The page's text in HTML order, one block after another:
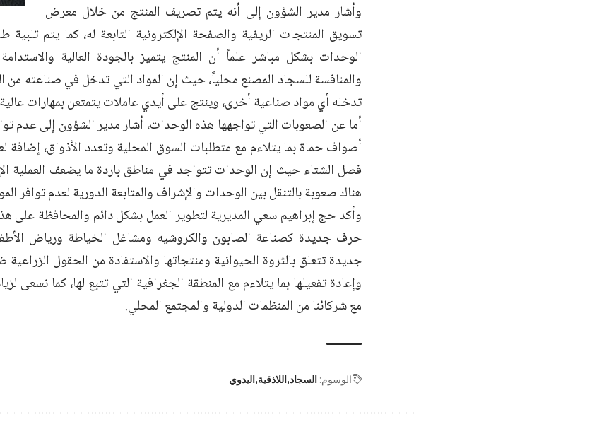
وأشار مدير الشؤون إلى أنه يتم تصريف المنتج من خلال معرض
تسويق المنتجات الريفية والصفحة الإلكترونية التابعة له، كما يتم
الوحدات بشكل مباشر علماً أن المنتج يتميز بالجودة العالية
والمنافسة للسجاد المصنع محلياً، حيث إن المواد التي تدخل في صناعته من
تدخله أي مواد صناعية أخرى، وينتج على أيدي عاملات يتمتعن بمهارات
أما عن الصعوبات التي تواجهها هذه الوحدات، أشار مدير الشؤون إلى عدم
أصواف حماة بما يتلاءم مع متطلبات السوق المحلية وتعدد الأذواق، إضافة
فصل الشتاء حيث إن الوحدات تتواجد في مناطق باردة ما يضعف العملية
هناك صعوبة بالتنقل بين الوحدات والإشراف والمتابعة الدورية لعدم توافر
وأكد حج إبراهيم سعي المديرية لتطوير العمل بشكل دائم والمحافظة على
حرف جديدة كصناعة الصابون والكروشيه ومشاغل الخياطة ورياض
جديدة تتعلق بالثروة الحيوانية ومنتجاتها والاستفادة من الحقول
وإعادة تفعيلها بما يتلاءم مع المنطقة الجغرافية التي تتبع لها، كما نسعى
مع شركائنا من المنظمات الدولية والمجتمع المحلي.
الوسوم: السجاد اللاذقية اليدوي